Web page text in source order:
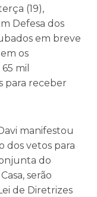
(19),
Defesa dos
em breve
os
mil
para receber
manifestou
dos vetos para
do
serão
de Diretrizes